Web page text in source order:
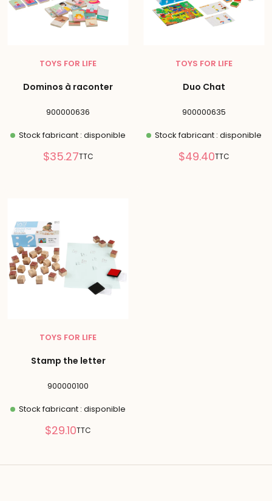
TOYS FOR LIFE
Dominos à raconter
900000636
Stock fabricant : disponible
Prix
$35.27TTC
TOYS FOR LIFE
Duo Chat
900000635
Stock fabricant : disponible
Prix
$49.40TTC
TOYS FOR LIFE
Stamp the letter
900000100
Stock fabricant : disponible
Prix
$29.10TTC